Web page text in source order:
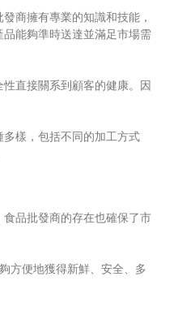
商擁有專業的知識和技能，
能夠準時送達並滿足市場需
直接關系到顧客的健康。因
樣，包括不同的加工方式
品批發商的存在也確保了市
方便地獲得新鮮、安全、多